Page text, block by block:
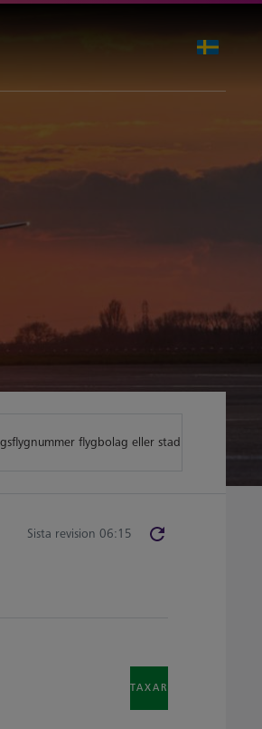
flygbolag eller stad
Sista revision 06:15
TAXAR